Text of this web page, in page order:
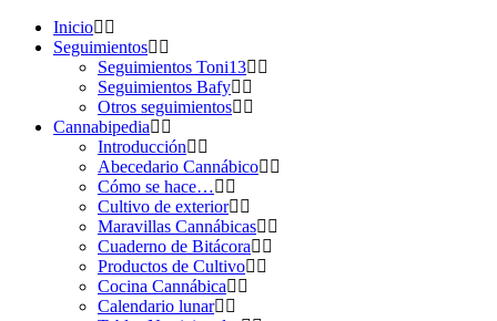
Inicio
Seguimientos
Seguimientos Toni13
Seguimientos Bafy
Otros seguimientos
Cannabipedia
Introducción
Abecedario Cannábico
Cómo se hace…
Cultivo de exterior
Maravillas Cannábicas
Cuaderno de Bitácora
Productos de Cultivo
Cocina Cannábica
Calendario lunar